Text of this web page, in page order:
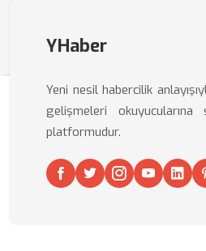
YHaber
Yeni nesil habercilik
gelişmeleri
platformudur.